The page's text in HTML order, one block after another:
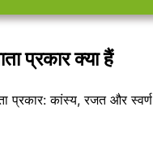
प्रकार क्या हैं
प्रकार: कांस्य, रजत और स्वर्ण